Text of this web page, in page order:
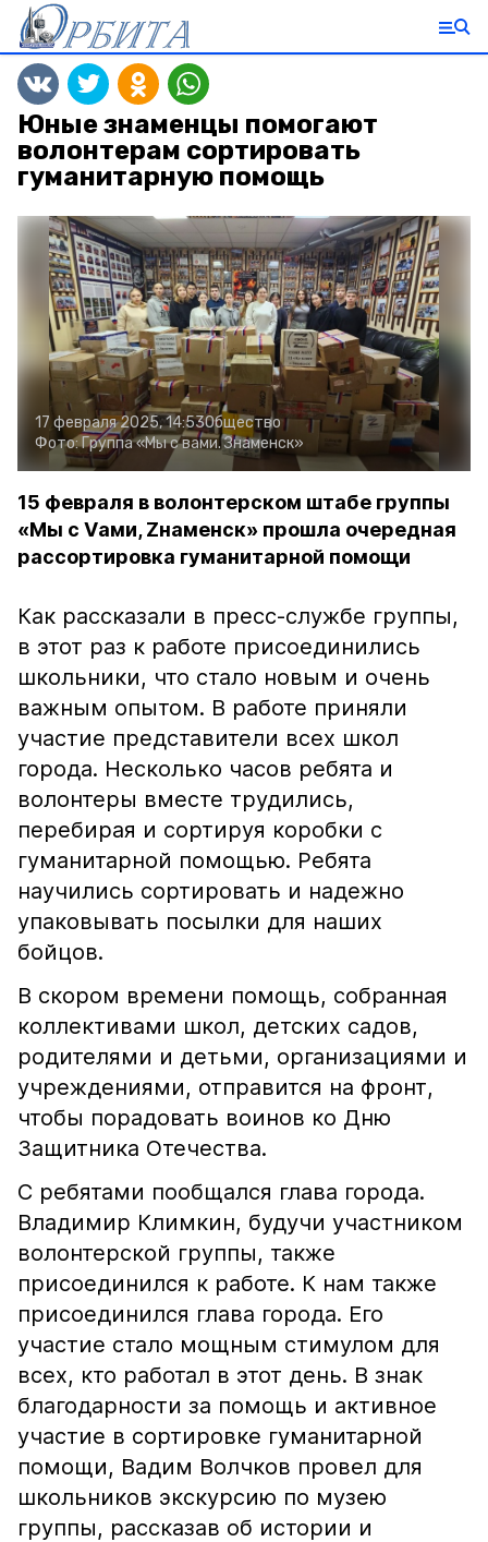
Юные знаменцы помогают
волонтерам сортировать
гуманитарную помощь
17 февраля 2025, 14:53Общество
Фото:Группа «Мы с вами. Знаменск»
15 февраля в волонтерском штабе группы
«Мы с Vами, Zнаменск» прошла очередная
рассортировка гуманитарной помощи
Как рассказали в пресс-службе группы,
в этот раз к работе присоединились
школьники, что стало новым и очень
важным опытом. В работе приняли
участие представители всех школ
города. Несколько часов ребята и
волонтеры вместе трудились,
перебирая и сортируя коробки с
гуманитарной помощью. Ребята
научились сортировать и надежно
упаковывать посылки для наших
бойцов.
В скором времени помощь, собранная
коллективами школ, детских садов,
родителями и детьми, организациями и
учреждениями, отправится на фронт,
чтобы порадовать воинов ко Дню
Защитника Отечества.
С ребятами пообщался глава города.
Владимир Климкин, будучи участником
волонтерской группы, также
присоединился к работе. К нам также
присоединился глава города. Его
участие стало мощным стимулом для
всех, кто работал в этот день. В знак
благодарности за помощь и активное
участие в сортировке гуманитарной
помощи, Вадим Волчков провел для
школьников экскурсию по музею
группы, рассказав об истории и